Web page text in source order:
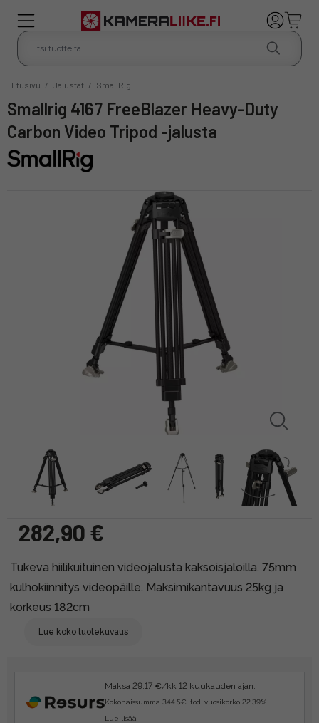
Etusivu / Jalustat / SmallRig
Smallrig 4167 FreeBlazer Heavy-Duty
Carbon Video Tripod -jalusta
282,90 €
Tukeva hiilikuituinen videojalusta kaksoisjaloilla. 75mm
kulhokiinnitys videopäille. Maksimikantavuus 25kg ja
korkeus 182cm
Lue koko tuotekuvaus
Maksa 29.17 €/kk 12 kuukauden ajan.
Kokonaissumma 344.5€, tod. vuosikorko 22.39%.
Lue lisää